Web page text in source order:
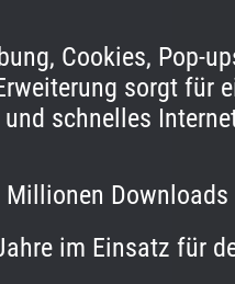
Cookies, Pop-
sorgt für
schnelles
Millionen Downloads
im Einsatz für